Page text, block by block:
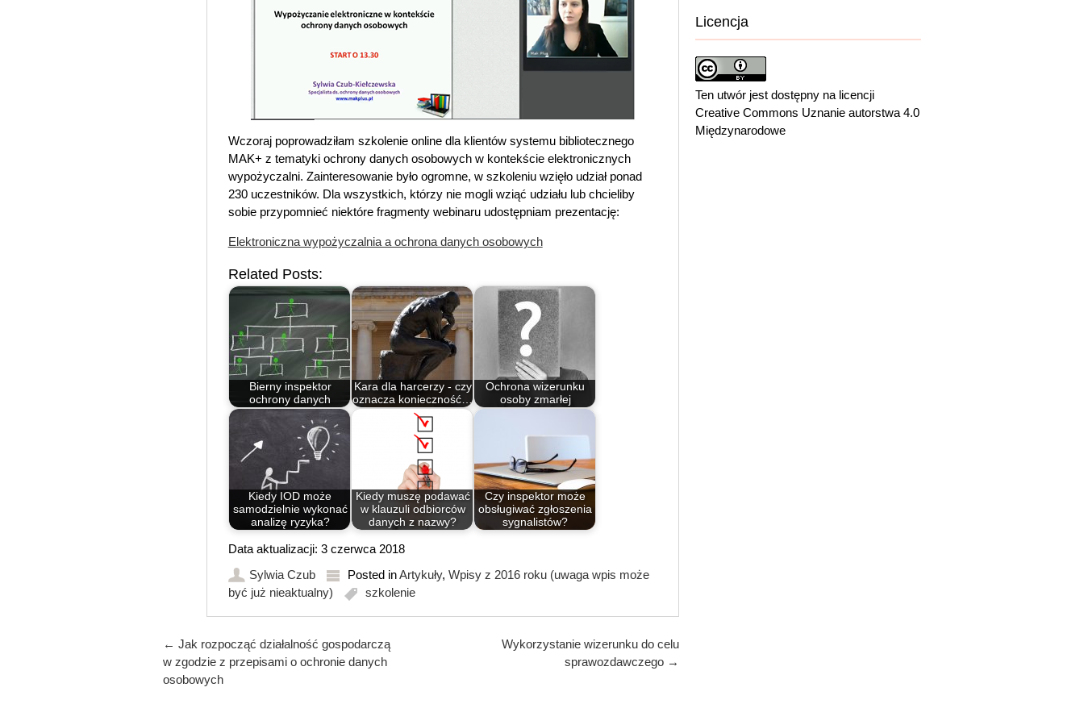
Wczoraj poprowadziłam szkolenie online dla klientów systemu bibliotecznego
MAK+ z tematyki ochrony danych osobowych w kontekście elektronicznych
wypożyczalni. Zainteresowanie było ogromne, w szkoleniu wzięło udział ponad
230 uczestników. Dla wszystkich, którzy nie mogli wziąć udziału lub chcieliby
sobie przypomnieć niektóre fragmenty webinaru udostępniam prezentację:
Elektroniczna wypożyczalnia a ochrona danych osobowych
Related Posts:
Bierny inspektor
ochrony danych
Kara dla harcerzy - czy
oznacza konieczność…
Ochrona wizerunku
osoby zmarłej
Kiedy IOD może
samodzielnie wykonać
analizę ryzyka?
Kiedy muszę podawać
w klauzuli odbiorców
danych z nazwy?
Czy inspektor może
obsługiwać zgłoszenia
sygnalistów?
Data aktualizacji: 3 czerwca 2018
Sylwia Czub
Posted inArtykuły, Wpisy z 2016 roku (uwaga wpis może
być już nieaktualny)
szkolenie
Post navigation
← Jak rozpocząć działalność gospodarczą
w zgodzie z przepisami o ochronie danych
osobowych
Wykorzystanie wizerunku do celu
sprawozdawczego →
Licencja
Ten utwór jest dostępny na licencji
Creative Commons Uznanie autorstwa 4.0
Międzynarodowe